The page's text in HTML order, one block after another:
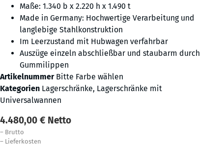
Maße: 1.340 b x 2.220 h x 1.490 t
Made in Germany: Hochwertige Verarbeitung und
langlebige Stahlkonstruktion
Im Leerzustand mit Hubwagen verfahrbar
Auszüge einzeln abschließbar und staubarm durch
Gummilippen
Artikelnummer Bitte Farbe wählen
Kategorien Lagerschränke, Lagerschränke mit
Universalwannen
4.480,00 € Netto
– Brutto
– Lieferkosten